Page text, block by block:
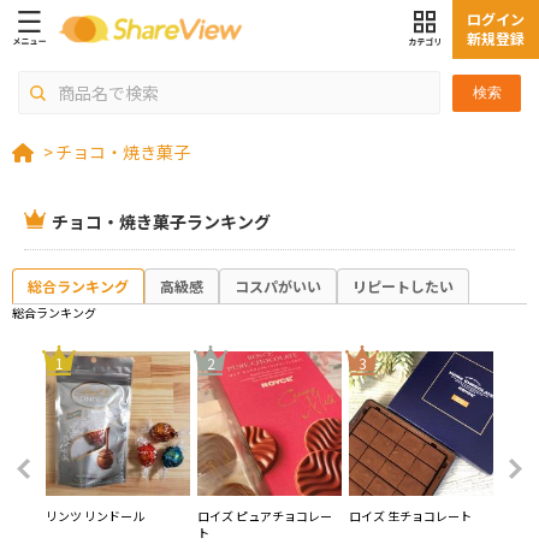
検索
ログイン
新規登録
>チョコ・焼き菓子
チョコ・焼き菓子ランキング
総合ランキング 高級感 コスパがいい リピートしたい
総合ランキング
1
リンツ リンドール
2
ロイズ ピュアチョコレー
ト
3
ロイズ 生チョコレート